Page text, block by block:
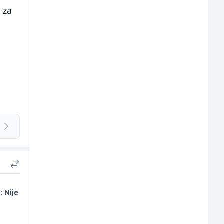
Nije